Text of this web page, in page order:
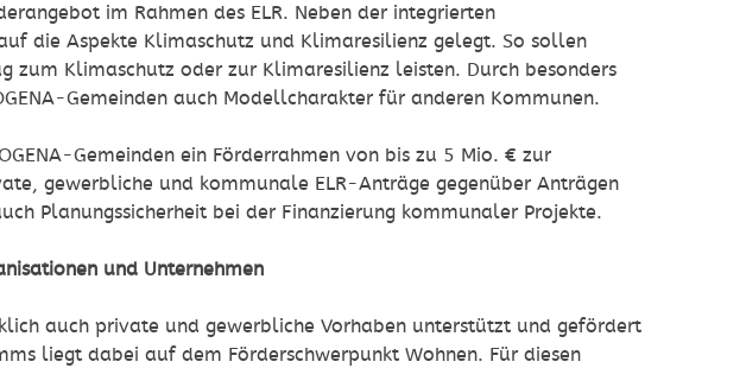
im Rahmen des ELR. Neben der integrierten
die Aspekte Klimaschutz und Klimaresilienz gelegt. So sollen
zum Klimaschutz oder zur Klimaresilienz leisten. Durch besonders
Gemeinden auch Modellcharakter für anderen Kommunen.
Gemeinden ein Förderrahmen von bis zu 5 Mio. € zur
gewerbliche und kommunale ELR-Anträge gegenüber Anträgen
Planungssicherheit bei der Finanzierung kommunaler Projekte.
und Unternehmen
auch private und gewerbliche Vorhaben unterstützt und gefördert
liegt dabei auf dem Förderschwerpunkt Wohnen. Für diesen